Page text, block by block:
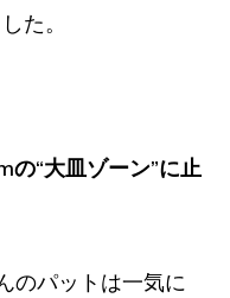
た。
の“大皿ゾーン”に止
のパットは一気に